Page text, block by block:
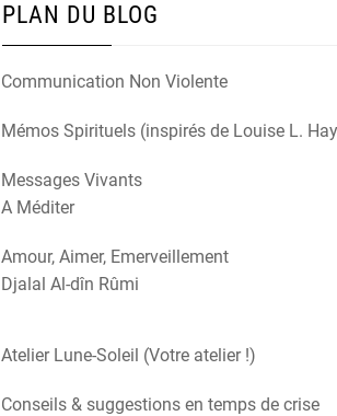
PLAN DU BLOG
Communication Non Violente
Mémos Spirituels (inspirés de Louise L.
Messages Vivants
A Méditer
Amour, Aimer, Emerveillement
Djalal Al-dîn Rûmi
Atelier Lune-Soleil (Votre atelier !)
Conseils & suggestions en temps de crise